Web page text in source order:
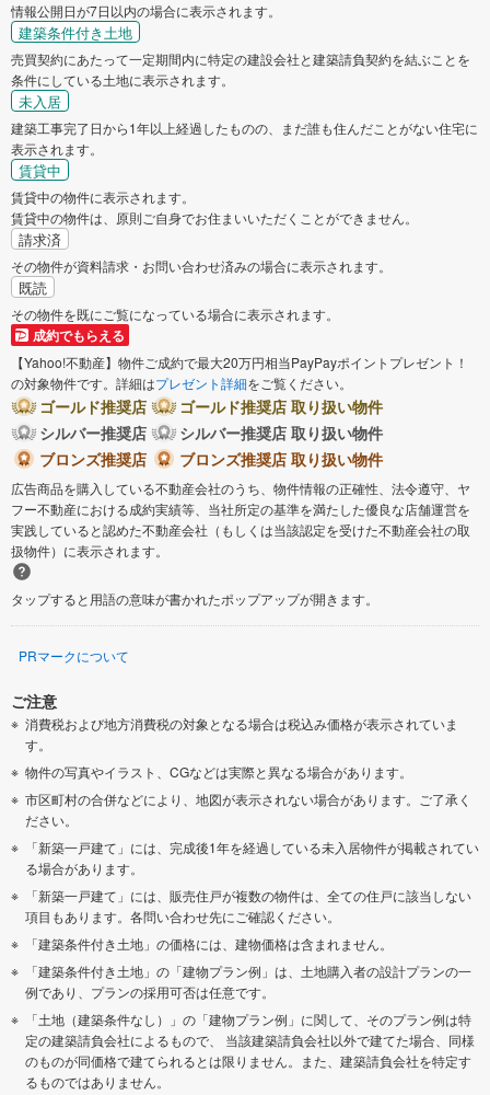
情報公開日が7日以内の場合に表示されます。
建築条件付き土地
売買契約にあたって一定期間内に特定の建設会社と建築請負契約を結ぶことを
条件にしている土地に表示されます。
未入居
建築工事完了日から1年以上経過したものの、まだ誰も住んだことがない住宅に
表示されます。
賃貸中
賃貸中の物件に表示されます。
賃貸中の物件は、原則ご自身でお住まいいただくことができません。
請求済
その物件が資料請求・お問い合わせ済みの場合に表示されます。
既読
その物件を既にご覧になっている場合に表示されます。
成約でもらえる
【Yahoo!不動産】物件ご成約で最大20万円相当PayPayポイントプレゼント！
の対象物件です。詳細はプレゼント詳細をご覧ください。
ゴールド推奨店
ゴールド推奨店 取り扱い物件
シルバー推奨店
シルバー推奨店 取り扱い物件
ブロンズ推奨店
ブロンズ推奨店 取り扱い物件
広告商品を購入している不動産会社のうち、物件情報の正確性、法令遵守、ヤ
フー不動産における成約実績等、当社所定の基準を満たした優良な店舗運営を
実践していると認めた不動産会社（もしくは当該認定を受けた不動産会社の取
扱物件）に表示されます。
タップすると用語の意味が書かれたポップアップが開きます。
PRマークについて
ご注意
消費税および地方消費税の対象となる場合は税込み価格が表示されていま
す。
物件の写真やイラスト、CGなどは実際と異なる場合があります。
市区町村の合併などにより、地図が表示されない場合があります。ご了承く
ださい。
「新築一戸建て」には、完成後1年を経過している未入居物件が掲載されてい
る場合があります。
「新築一戸建て」には、販売住戸が複数の物件は、全ての住戸に該当しない
項目もあります。各問い合わせ先にご確認ください。
「建築条件付き土地」の価格には、建物価格は含まれません。
「建築条件付き土地」の「建物プラン例」は、土地購入者の設計プランの一
例であり、プランの採用可否は任意です。
「土地（建築条件なし）」の「建物プラン例」に関して、そのプラン例は特
定の建築請負会社によるもので、 当該建築請負会社以外で建てた場合、同様
のものが同価格で建てられるとは限りません。また、建築請負会社を特定す
るものではありません。